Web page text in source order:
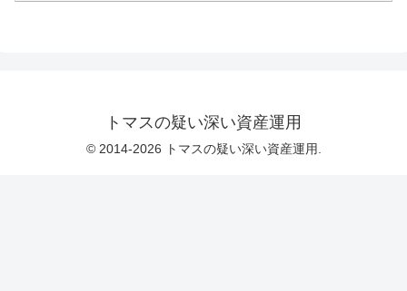
トマスの疑い深い資産運用
© 2014-2026 トマスの疑い深い資産運用.